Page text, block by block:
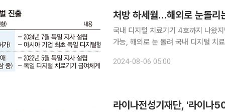
처방 하세월…해외로 눈돌리
국내 디지털 치료기기 4호까지 나왔
가능, 해외로 눈 돌려 국내 디지털 치료기기 기업이 해외로 눈을 돌리고 있다. 지난해 2월 1호 디지
제도가 미흡한 국내보다 체계가 갖춰
2024-08-06 05:00
라이나전성기재단, '라이나